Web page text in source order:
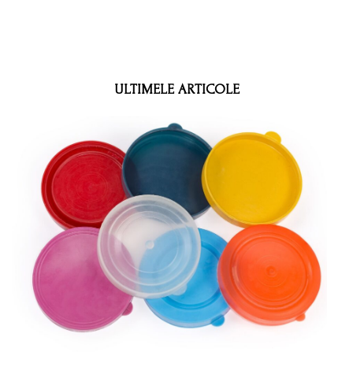
ULTIMELE ARTICOLE